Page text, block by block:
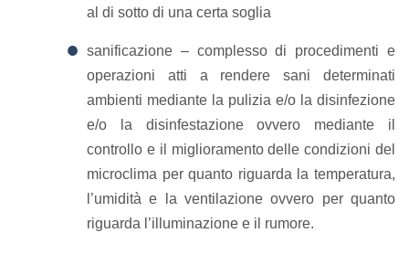
al di sotto di una certa soglia
sanificazione – complesso di procedimenti e
operazioni atti a rendere sani determinati
ambienti mediante la pulizia e/o la disinfezione
e/o la disinfestazione ovvero mediante il
controllo e il miglioramento delle condizioni del
microclima per quanto riguarda la temperatura,
l’umidità e la ventilazione ovvero per quanto
riguarda l’illuminazione e il rumore.